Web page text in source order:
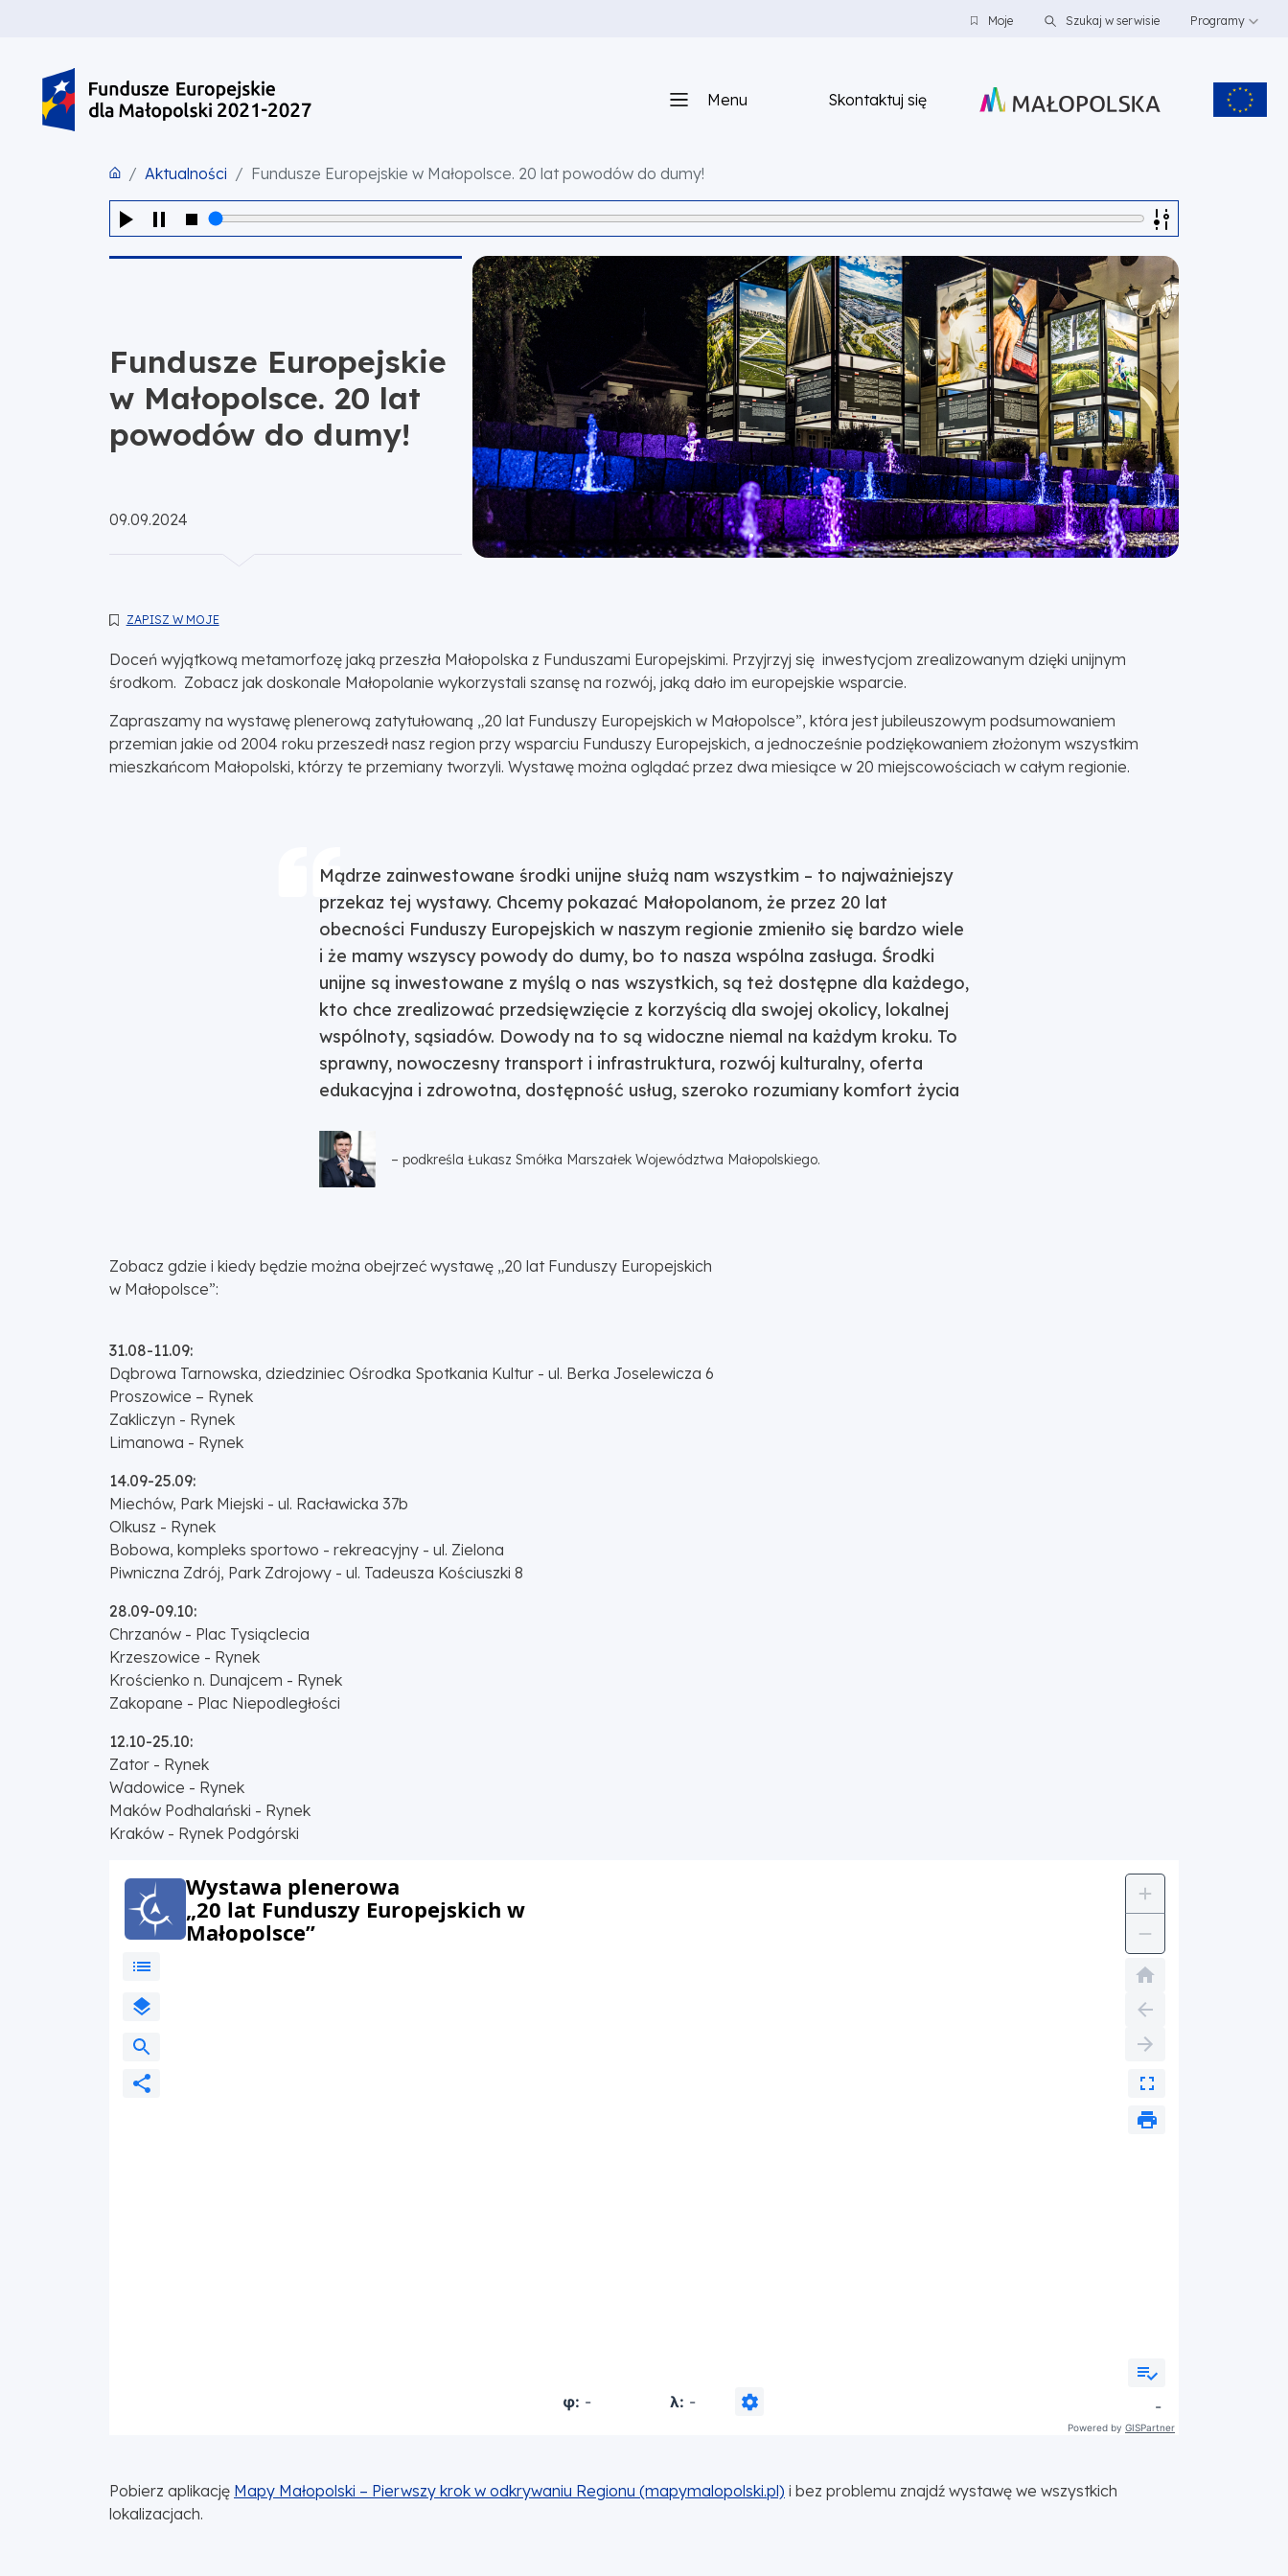
Moje Szukaj w serwisie Programy
Menu Skontaktuj się
Aktualności Fundusze Europejskie w Małopolsce. 20 lat powodów do dumy!
Fundusze Europejskie
w Małopolsce. 20 lat
powodów do dumy!
Opublikowano:
09.09.2024
ZAPISZ W MOJE
Doceń wyjątkową metamorfozę jaką przeszła Małopolska z Funduszami Europejskimi. Przyjrzyj się inwestycjom zrealizowanym dzięki unijnym
środkom. Zobacz jak doskonale Małopolanie wykorzystali szansę na rozwój, jaką dało im europejskie wsparcie.
Zapraszamy na wystawę plenerową zatytułowaną „20 lat Funduszy Europejskich w Małopolsce”, która jest jubileuszowym podsumowaniem
przemian jakie od 2004 roku przeszedł nasz region przy wsparciu Funduszy Europejskich, a jednocześnie podziękowaniem złożonym wszystkim
mieszkańcom Małopolski, którzy te przemiany tworzyli. Wystawę można oglądać przez dwa miesiące w 20 miejscowościach w całym regionie.
Mądrze zainwestowane środki unijne służą nam wszystkim – to najważniejszy
przekaz tej wystawy. Chcemy pokazać Małopolanom, że przez 20 lat
obecności Funduszy Europejskich w naszym regionie zmieniło się bardzo wiele
i że mamy wszyscy powody do dumy, bo to nasza wspólna zasługa. Środki
unijne są inwestowane z myślą o nas wszystkich, są też dostępne dla każdego,
kto chce zrealizować przedsięwzięcie z korzyścią dla swojej okolicy, lokalnej
wspólnoty, sąsiadów. Dowody na to są widoczne niemal na każdym kroku. To
sprawny, nowoczesny transport i infrastruktura, rozwój kulturalny, oferta
edukacyjna i zdrowotna, dostępność usług, szeroko rozumiany komfort życia
– podkreśla Łukasz Smółka Marszałek Województwa Małopolskiego.
Zobacz gdzie i kiedy będzie można obejrzeć wystawę „20 lat Funduszy Europejskich
w Małopolsce”:
31.08-11.09:
Dąbrowa Tarnowska, dziedziniec Ośrodka Spotkania Kultur - ul. Berka Joselewicza 6
Proszowice – Rynek
Zakliczyn - Rynek
Limanowa - Rynek
14.09-25.09:
Miechów, Park Miejski - ul. Racławicka 37b
Olkusz - Rynek
Bobowa, kompleks sportowo - rekreacyjny - ul. Zielona
Piwniczna Zdrój, Park Zdrojowy - ul. Tadeusza Kościuszki 8
28.09-09.10:
Chrzanów - Plac Tysiąclecia
Krzeszowice - Rynek
Krościenko n. Dunajcem - Rynek
Zakopane - Plac Niepodległości
12.10-25.10:
Zator - Rynek
Wadowice - Rynek
Maków Podhalański - Rynek
Kraków - Rynek Podgórski
Pobierz aplikację Mapy Małopolski – Pierwszy krok w odkrywaniu Regionu (mapymalopolski.pl) i bez problemu znajdź wystawę we wszystkich
lokalizacjach.